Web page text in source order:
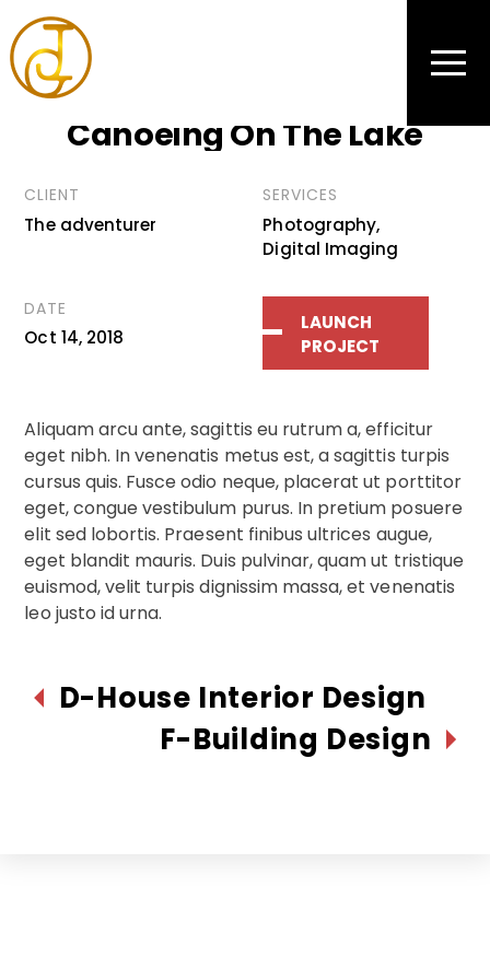
Canoeing On The Lake
CLIENT
The adventurer
SERVICES
Photography,
Digital Imaging
DATE
Oct 14, 2018
LAUNCH
PROJECT
Aliquam arcu ante, sagittis eu rutrum a, efficitur
eget nibh. In venenatis metus est, a sagittis turpis
cursus quis. Fusce odio neque, placerat ut porttitor
eget, congue vestibulum purus. In pretium posuere
elit sed lobortis. Praesent finibus ultrices augue,
eget blandit mauris. Duis pulvinar, quam ut tristique
euismod, velit turpis dignissim massa, et venenatis
leo justo id urna.
D-House Interior Design
F-Building Design